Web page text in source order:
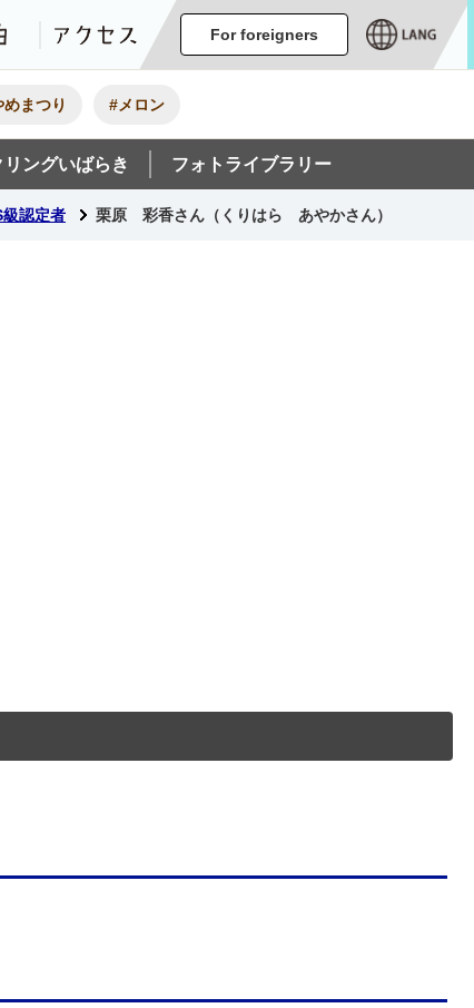
イベント グルメ・みやげ宿泊 アクセス
For foreigners
まつり #メロン
ングいばらき フォトライブラリー
認定者 栗原 彩香さん（くりはら あやかさん）